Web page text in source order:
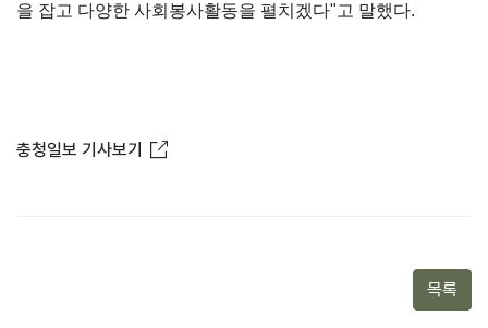
을 잡고 다양한 사회봉사활동을 펼치겠다"고 말했다.
충청일보 기사보기 새창열림
목록